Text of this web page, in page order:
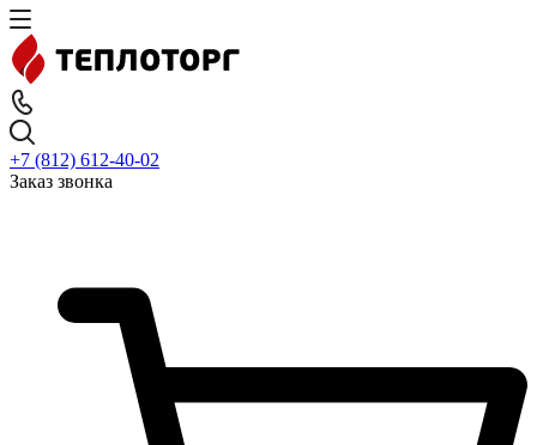
+7 (812) 612-40-02
Заказ звонка